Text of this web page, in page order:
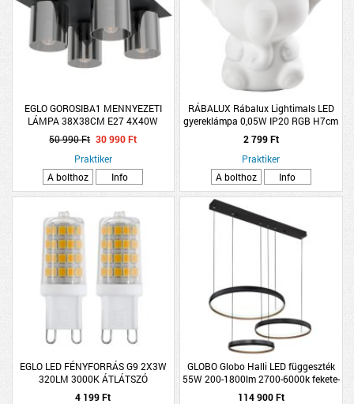
EGLO GOROSIBA1 MENNYEZETI
LÁMPA 38X38CM E27 4X40W
FEKETE/ÜVEG
50 990 Ft 30 990 Ft
Praktiker
A bolthoz
Info
RÁBALUX Rábalux Lightimals LED
gyereklámpa 0,05W IP20 RGB H7cm
elefánt fehér
2 799 Ft
Praktiker
A bolthoz
Info
EGLO LED FÉNYFORRÁS G9 2X3W
320LM 3000K ÁTLÁTSZÓ
4 199 Ft
GLOBO Globo Halli LED függeszték
55W 200-1800lm 2700-6000k fekete-
arany
114 900 Ft